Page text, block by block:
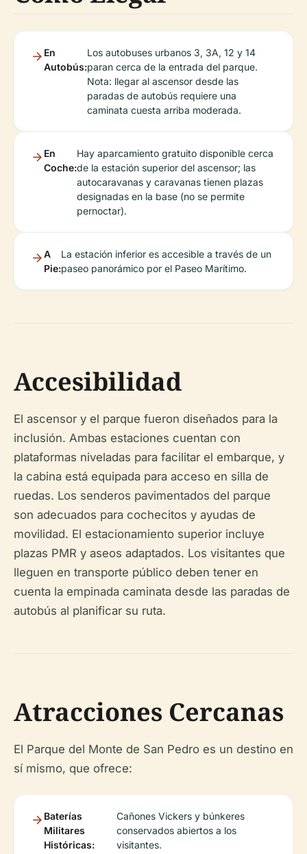
En
Autobús:
Los autobuses urbanos 3, 3A, 12 y 14
paran cerca de la entrada del parque.
Nota: llegar al ascensor desde las
paradas de autobús requiere una
caminata cuesta arriba moderada.
En
Coche:
Hay aparcamiento gratuito disponible cerca
de la estación superior del ascensor; las
autocaravanas y caravanas tienen plazas
designadas en la base (no se permite
pernoctar).
A
Pie:
La estación inferior es accesible a través de un
paseo panorámico por el Paseo Marítimo.
Accesibilidad
El ascensor y el parque fueron diseñados para la
inclusión. Ambas estaciones cuentan con
plataformas niveladas para facilitar el embarque, y
la cabina está equipada para acceso en silla de
ruedas. Los senderos pavimentados del parque
son adecuados para cochecitos y ayudas de
movilidad. El estacionamiento superior incluye
plazas PMR y aseos adaptados. Los visitantes que
lleguen en transporte público deben tener en
cuenta la empinada caminata desde las paradas de
autobús al planificar su ruta.
Atracciones Cercanas
El Parque del Monte de San Pedro es un destino en
sí mismo, que ofrece:
Baterías
Militares
Históricas:
Cañones Vickers y búnkeres
conservados abiertos a los
visitantes.